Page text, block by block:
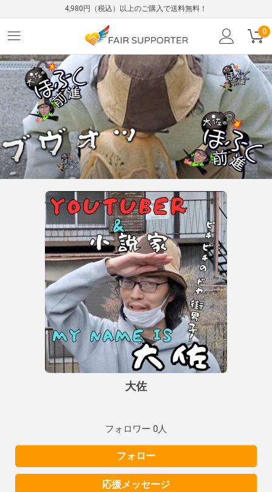
4,980円（税込）以上のご購入で送料無料！
0
大佐
フォロワー 0人
フォロー
応援メッセージ